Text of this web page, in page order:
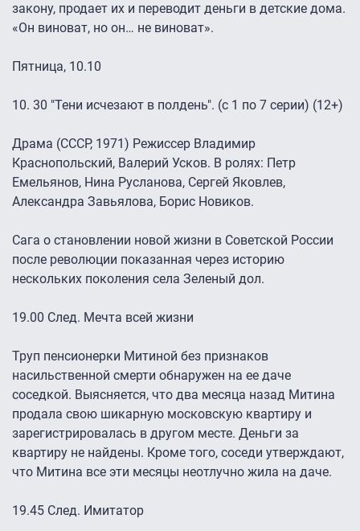
закону, продает их и переводит деньги в детские дома.
«Он виноват, но он… не виноват».
Пятница, 10.10
10. 30 "Тени исчезают в полдень". (с 1 по 7 серии) (12+)
Драма (СССР, 1971) Режиссер Владимир
Краснопольский, Валерий Усков. В ролях: Петр
Емельянов, Нина Русланова, Сергей Яковлев,
Александра Завьялова, Борис Новиков.
Сага о становлении новой жизни в Советской России
после революции показанная через историю
нескольких поколения села Зеленый дол.
19.00 След. Мечта всей жизни
Труп пенсионерки Митиной без признаков
насильственной смерти обнаружен на ее даче
соседкой. Выясняется, что два месяца назад Митина
продала свою шикарную московскую квартиру и
зарегистрировалась в другом месте. Деньги за
квартиру не найдены. Кроме того, соседи утверждают,
что Митина все эти месяцы неотлучно жила на даче.
19.45 След. Имитатор